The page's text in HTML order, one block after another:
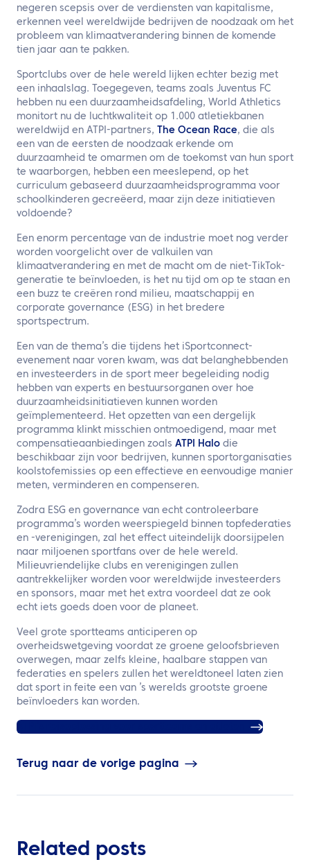
negeren scepsis over de verdiensten van kapitalisme,
erkennen veel wereldwijde bedrijven de noodzaak om het
probleem van klimaatverandering binnen de komende
tien jaar aan te pakken.
Sportclubs over de hele wereld lijken echter bezig met
een inhaalslag. Toegegeven, teams zoals Juventus FC
hebben nu een duurzaamheidsafdeling, World Athletics
monitort nu de luchtkwaliteit op 1.000 atletiekbanen
wereldwijd en ATPI-partners,
The Ocean Race, die als
een van de eersten de noodzaak erkende om
duurzaamheid te omarmen om de toekomst van hun sport
te waarborgen, hebben een meeslepend, op het
curriculum gebaseerd duurzaamheidsprogramma voor
schoolkinderen gecreëerd, maar zijn deze initiatieven
voldoende?
Een enorm percentage van de industrie moet nog verder
worden voorgelicht over de valkuilen van
klimaatverandering en met de macht om de niet-TikTok-
generatie te beïnvloeden, is het nu tijd om op te staan en
een buzz te creëren rond milieu, maatschappij en
corporate governance (ESG) in het bredere
sportspectrum.
Een van de thema’s die tijdens het iSportconnect-
evenement naar voren kwam, was dat belanghebbenden
en investeerders in de sport meer begeleiding nodig
hebben van experts en bestuursorganen over hoe
duurzaamheidsinitiatieven kunnen worden
geïmplementeerd. Het opzetten van een dergelijk
programma klinkt misschien ontmoedigend, maar met
compensatieaanbiedingen zoals ATPI Halo die
beschikbaar zijn voor bedrijven, kunnen sportorganisaties
koolstofemissies op een effectieve en eenvoudige manier
meten, verminderen en compenseren.
Zodra ESG en governance van echt controleerbare
programma’s worden weerspiegeld binnen topfederaties
en -verenigingen, zal het effect uiteindelijk doorsijpelen
naar miljoenen sportfans over de hele wereld.
Milieuvriendelijke clubs en verenigingen zullen
aantrekkelijker worden voor wereldwijde investeerders
en sponsors, maar met het extra voordeel dat ze ook
echt iets goeds doen voor de planeet.
Veel grote sportteams anticiperen op
overheidswetgeving voordat ze groene geloofsbrieven
overwegen, maar zelfs kleine, haalbare stappen van
federaties en spelers zullen het wereldtoneel laten zien
dat sport in feite een van ’s werelds grootste groene
beïnvloeders kan worden.
Terug naar de vorige pagina
Related posts